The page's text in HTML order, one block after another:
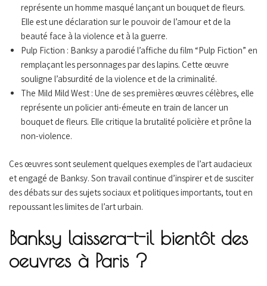
représente un homme masqué lançant un bouquet de fleurs.
Elle est une déclaration sur le pouvoir de l’amour et de la
beauté face à la violence et à la guerre.
Pulp Fiction : Banksy a parodié l’affiche du film “Pulp Fiction” en
remplaçant les personnages par des lapins. Cette œuvre
souligne l’absurdité de la violence et de la criminalité.
The Mild Mild West : Une de ses premières œuvres célèbres, elle
représente un policier anti-émeute en train de lancer un
bouquet de fleurs. Elle critique la brutalité policière et prône la
non-violence.
Ces œuvres sont seulement quelques exemples de l’art audacieux
et engagé de Banksy. Son travail continue d’inspirer et de susciter
des débats sur des sujets sociaux et politiques importants, tout en
repoussant les limites de l’art urbain.
Banksy laissera-t-il bientôt des
oeuvres à Paris ?